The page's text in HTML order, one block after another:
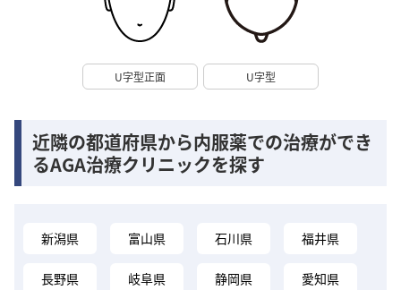
U字型正面 U字型
近隣の都道府県から内服薬での治療ができ
るAGA治療クリニックを探す
新潟県 富山県 石川県 福井県
長野県 岐阜県 静岡県 愛知県